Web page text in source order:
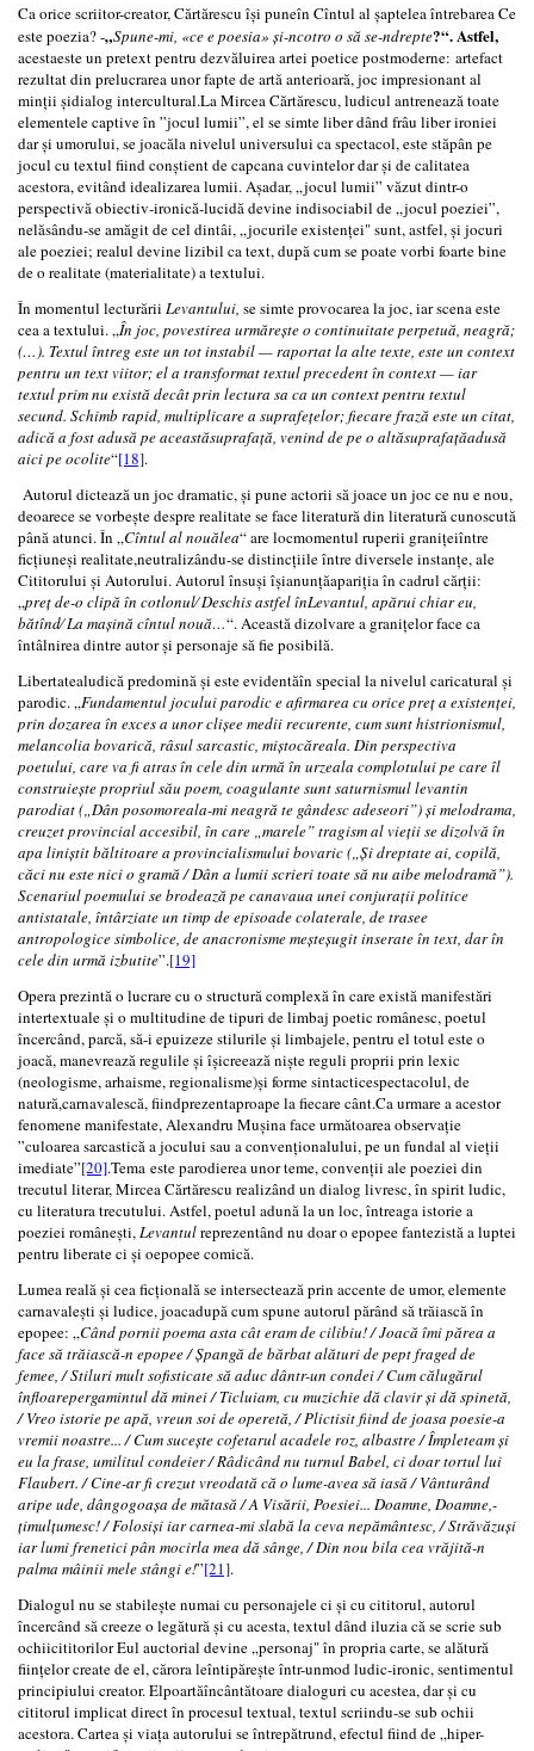
Ca orice scriitor-creator, Cărtărescu își puneîn Cîntul al șaptelea întrebarea Ce
este poezia? -„Spune-mi, «ce e poesia» și-ncotro o să se-ndrepte?“. Astfel,
acestaeste un pretext pentru dezvăluirea artei poetice postmoderne: artefact
rezultat din prelucrarea unor fapte de artă anterioară, joc impresionant al
minții șidialog intercultural.La Mircea Cărtărescu, ludicul antrenează toate
elementele captive în ”jocul lumii”, el se simte liber dând frâu liber ironiei
dar și umorului, se joacăla nivelul universului ca spectacol, este stăpân pe
jocul cu textul fiind conștient de capcana cuvintelor dar și de calitatea
acestora, evitând idealizarea lumii. Așadar, „jocul lumii” văzut dintr-o
perspectivă obiectiv-ironică-lucidă devine indisociabil de „jocul poeziei”,
nelăsându-se amăgit de cel dintâi, „jocurile existenței" sunt, astfel, și jocuri
ale poeziei; realul devine lizibil ca text, după cum se poate vorbi foarte bine
de o realitate (materialitate) a textului.
În momentul lecturării Levantului, se simte provocarea la joc, iar scena este
cea a textului. „În joc, povestirea urmărește o continuitate perpetuă, neagră;
(…). Textul întreg este un tot instabil — raportat la alte texte, este un context
pentru un text viitor; el a transformat textul precedent în context — iar
textul prim nu există decât prin lectura sa ca un context pentru textul
secund. Schimb rapid, multiplicare a suprafețelor; fiecare frază este un citat,
adică a fost adusă pe aceastăsuprafață, venind de pe o altăsuprafațăadusă
aici pe ocolite“[18].
Autorul dictează un joc dramatic, și pune actorii să joace un joc ce nu e nou,
deoarece se vorbește despre realitate se face literatură din literatură cunoscută
până atunci. În „Cîntul al nouălea“ are locmomentul ruperii granițeiîntre
ficțiuneși realitate,neutralizându-se distincțiile între diversele instanțe, ale
Cititorului și Autorului. Autorul însuși îșianunțăapariția în cadrul cărții:
„preț de-o clipă în cotlonul⁄ Deschis astfel înLevantul, apărui chiar eu,
bătînd⁄ La mașină cîntul nouă…“. Această dizolvare a granițelor face ca
întâlnirea dintre autor și personaje să fie posibilă.
Libertatealudică predomină și este evidentăîn special la nivelul caricatural și
parodic. „Fundamentul jocului parodic e afirmarea cu orice preț a existenței,
prin dozarea în exces a unor clișee medii recurente, cum sunt histrionismul,
melancolia bovarică, râsul sarcastic, miștocăreala. Din perspectiva
poetului, care va fi atras în cele din urmă în urzeala complotului pe care îl
construiește propriul său poem, coagulante sunt saturnismul levantin
parodiat („Dân posomoreala-mi neagră te gândesc adeseori”) și melodrama,
creuzet provincial accesibil, în care „marele” tragism al vieții se dizolvă în
apa liniștit băltitoare a provincialismului bovaric („Și dreptate ai, copilă,
căci nu este nici o gramă / Dân a lumii scrieri toate să nu aibe melodramă”).
Scenariul poemului se brodează pe canavaua unei conjuraţii politice
antistatale, întârziate un timp de episoade colaterale, de trasee
antropologice simbolice, de anacronisme meșteșugit inserate în text, dar în
cele din urmă izbutite”.[19]
Opera prezintă o lucrare cu o structură complexă în care există manifestări
intertextuale și o multitudine de tipuri de limbaj poetic românesc, poetul
încercând, parcă, să-i epuizeze stilurile și limbajele, pentru el totul este o
joacă, manevrează regulile și îșicreează niște reguli proprii prin lexic
(neologisme, arhaisme, regionalisme)și forme sintacticespectacolul, de
natură,carnavalescă, fiindprezentaproape la fiecare cânt.Ca urmare a acestor
fenomene manifestate, Alexandru Mușina face următoarea observație
”culoarea sarcastică a jocului sau a convenționalului, pe un fundal al vieții
imediate”[20].Tema este parodierea unor teme, convenții ale poeziei din
trecutul literar, Mircea Cărtărescu realizând un dialog livresc, în spirit ludic,
cu literatura trecutului. Astfel, poetul adună la un loc, întreaga istorie a
poeziei românești,Levantulreprezentând nu doar o epopee fantezistă a luptei
pentru liberate ci și oepopee comică.
Lumea reală și cea ficțională se intersectează prin accente de umor, elemente
carnavalești și ludice, joacadupă cum spune autorul părând să trăiască în
epopee: „Când pornii poema asta cât eram de cilibiu! / Joacă îmi părea a
face să trăiască-n epopee / Șpangă de bărbat alături de pept fraged de
femee, / Stiluri mult sofisticate să aduc dântr-un condei / Cum călugărul
înfloarepergamintul dă minei / Ticluiam, cu muzichie dă clavir și dă spinetă,
/ Vreo istorie pe apă, vreun soi de operetă, / Plictisit fiind de joasa poesie-a
vremii noastre... / Cum suceşte cofetarul acadele roz, albastre / Împleteam și
eu la frase, umilitul condeier / Râdicând nu turnul Babel, ci doar tortul lui
Flaubert. / Cine-ar fi crezut vreodată că o lume-avea să iasă / Vânturând
aripe ude, dângogoaşa de mătasă / A Visării, Poesiei... Doamne, Doamne,-
țimulțumesc! / Folosiși iar carnea-mi slabă la ceva nepământesc, / Străvăzuși
iar lumi frenetici pân mocirla mea dă sânge, / Din nou bila cea vrăjită-n
palma mâinii mele stângi e!”[21].
Dialogul nu se stabilește numai cu personajele ci și cu cititorul, autorul
încercând să creeze o legătură și cu acesta, textul dând iluzia că se scrie sub
ochiicititorilor Eul auctorial devine „personaj" în propria carte, se alătură
ființelor create de el, cărora leîntipărește într-unmod ludic-ironic, sentimentul
principiului creator. Elpoartăîncântătoare dialoguri cu acestea, dar și cu
cititorul implicat direct în procesul textual, textul scriindu-se sub ochii
acestora. Cartea și viața autorului se întrepătrund, efectul fiind de „hiper-